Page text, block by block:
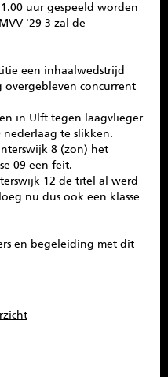
uur gespeeld worden
'29 3 zal de
een inhaalwedstrijd
concurrent
in Ulft tegen laagvlieger
nederlaag te slikken.
8 (zon) het
09 een feit.
12 de titel al werd
nu dus ook een klasse
en begeleiding met dit